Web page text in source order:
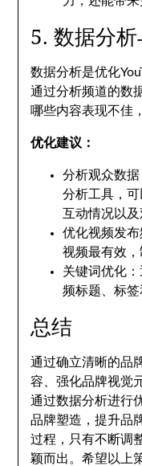
5. 数据分
数据分析是优化
通过分析频道的数
哪些内容表现不佳
优化建议：
分析观众数据
分析工具，可
互动情况以
优化视频发
视频最有效，
关键词优化
频标题、标签
总结
通过确立清晰的品
容、强化品牌视觉
通过数据分析进行
品牌塑造，提升品
过程，只有不断调
颖而出。希望以上